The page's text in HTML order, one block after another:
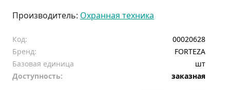
Производитель: Охранная техника
Код:
00020628
Бренд:
FORTEZA
Базовая единица
шт
Доступность:
заказная